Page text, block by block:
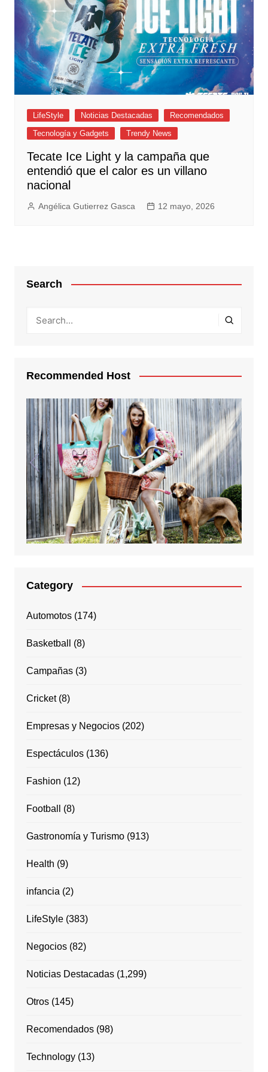
LifeStyle Noticias Destacadas
Recomendados
Tecnología y Gadgets
Trendy News
Tecate Ice Light y la campaña que
entendió que el calor es un villano
nacional
Angélica Gutierrez Gasca 12 mayo, 2026
Search
Recommended Host
Category
Automotos(174)
Basketball (8)
Campañas(3)
Cricket(8)
Empresas y Negocios(202)
Espectáculos(136)
Fashion (12)
Football (8)
Gastronomía y Turismo(913)
Health (9)
infancia (2)
LifeStyle(383)
Negocios(82)
Noticias Destacadas(1,299)
Otros(145)
Recomendados(98)
Technology(13)